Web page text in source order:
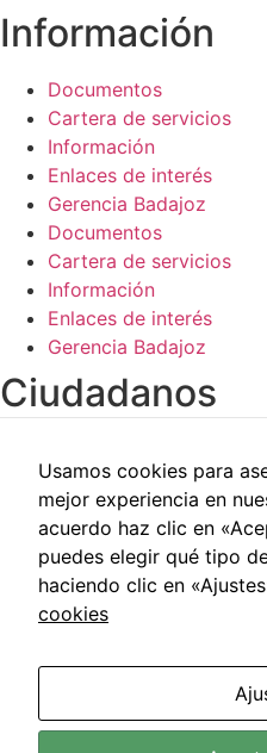
Información​
Documentos
Cartera de servicios
Información
Enlaces de interés
Gerencia Badajoz
Documentos
Cartera de servicios
Información
Enlaces de interés
Gerencia Badajoz
Ciudadanos​
Centros de salud
Trabajo social
Reclamaciones
Cita previa
Carpeta del paciente
Centros de salud
Área de Salud de Badajoz ©
Usamos cookies para
mejor experiencia en
acuerdo haz clic en
puedes elegir qué tipo
haciendo clic en
cookies